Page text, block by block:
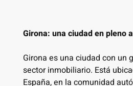
Girona: una ciudad en pleno
Girona es una ciudad con un
sector inmobiliario. Está
España, en la comunidad